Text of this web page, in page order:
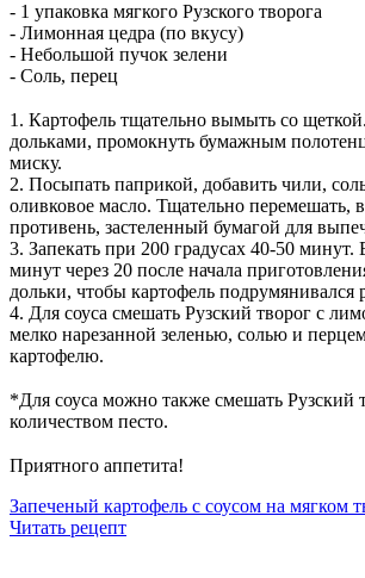
- 1 упаковка мягкого Рузского творога
- Лимонная цедра (по вкусу)
- Небольшой пучок зелени
- Соль, перец
1️. Картофель тщательно вымыть со
дольками, промокнуть бумажным
миску.
2️. Посыпать паприкой, добавить чили,
оливковое масло. Тщательно перемешать,
противень, застеленный бумагой для
3️. Запекать при 200 градусах 40-50 минут.
минут через 20 после начала
дольки, чтобы картофель подрумянивался
4️. Для соуса смешать Рузский творог с
мелко нарезанной зеленью, солью и
картофелю.
*Для соуса можно также смешать Рузский
количеством песто.
Приятного аппетита!
Запеченый картофель с соусом на мягком
Читать рецепт